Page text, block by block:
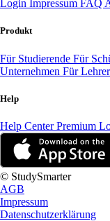
Login Impressum FAQ
Produkt
Für Studierende Für
Unternehmen Für
Help
Help CenterPremium
© StudySmarter
AGB
Impressum
Datenschutzerklärung